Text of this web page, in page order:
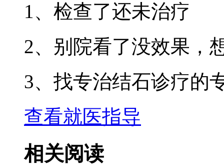
1、检查了还未治疗
2、别院看了没效果，
3、找专治结石诊疗的
查看就医指导
相关阅读